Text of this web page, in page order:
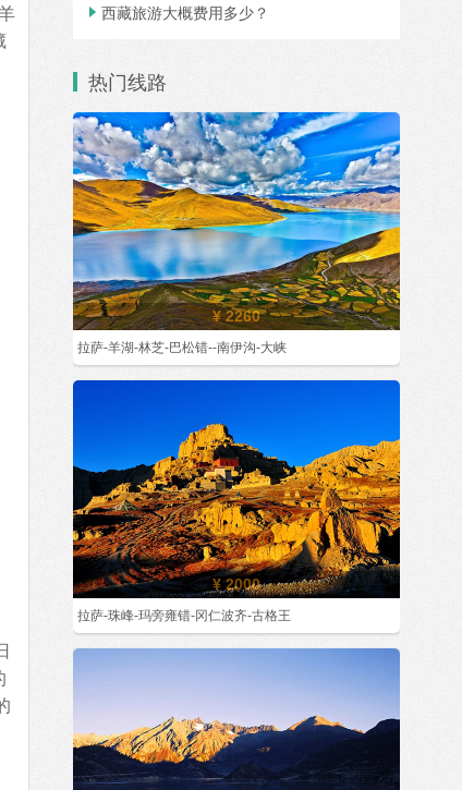
 西藏旅游大概费用多少？
热门线路
¥ 2260
拉萨-羊湖-林芝-巴松错--南伊沟-大峡
¥ 2000
拉萨-珠峰-玛旁雍错-冈仁波齐-古格王